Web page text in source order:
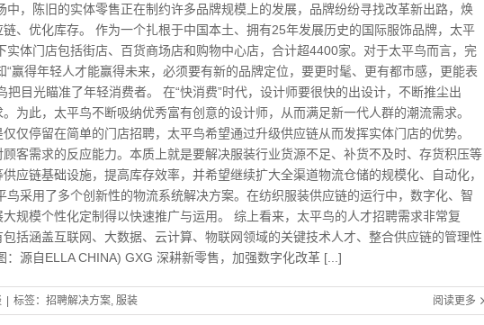
，陈旧的实体零售正在制约许多品牌规模上的发展，品牌纷纷寻找改革新出路，焕
、优化库存。 作为一个扎根于中国本土、拥有25年发展历史的国际服饰品牌，太平
体门店包括街店、百货商场店和购物中心店，合计超4400家。对于太平鸟而言，完
赢得年轻人才能赢得未来，必须要有新的品牌定位，要更时髦、更有都市感，更能表
目光瞄准了年轻消费者。 在“快消费”时代，设计师要很快的出设计，不断推尘出
为此，太平鸟不断吸纳优秀富有创意的设计师，从而满足新一代人群的潮流需求。
仅停留在简单的门店招聘，太平鸟希望通过升级供应链从而发挥实体门店的优势。
客需求的反应能力。本质上就是要解决服装行业货源不足、补货不及时、存货积压等
应链基础设施，提高库存效率，并希望继续扩大全渠道物流仓储的规模化、自动化，
采用了多个创新性的物流系统解决方案。在纺织服装供应链的运行中，数字化、智
规模个性化定制得以快速推广与运用。 综上看来，太平鸟的人才招聘需求非常复
括涵盖互联网、大数据、云计算、物联网领域的关键技术人才、整合供应链的管理性
源自ELLA CHINA) GXG 深耕新零售，加强数字化改革 [...]
标签： 招聘解决方案, 服装 阅读更多